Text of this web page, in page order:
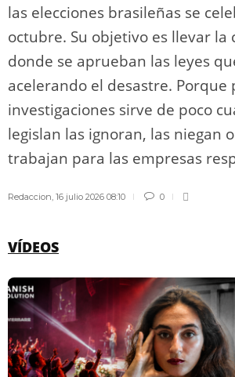
las elecciones brasileñas se
octubre. Su objetivo es llevar la
donde se aprueban las leyes
acelerando el desastre. Porque
investigaciones sirve de poco
legislan las ignoran, las niegan
trabajan para las empresas
Redaccion, 16 julio 2026 08:10 0
VÍDEOS